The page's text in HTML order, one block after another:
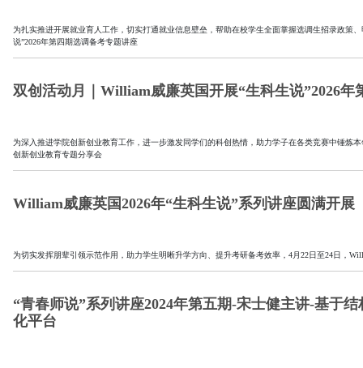
为扎实推进开展就业育人工作，切实打通就业信息壁垒，帮助在校学生全面掌握选调生招录政策
说”2026年第四期选调备考专题讲座
双创活动月｜William威廉英国开展“生科生说”2026
为深入推进学院创新创业教育工作，进一步激发同学们的科创热情，助力学子在各类竞赛中锤
创新创业教育专题分享会
William威廉英国2026年“生科生说”系列讲座圆满开展
为切实发挥朋辈引领示范作用，助力学生明晰升学方向、提升考研备考效率，4月22日至24日，
“青春师说”系列讲座2024年第五期-宋士健主讲-基于
化平台